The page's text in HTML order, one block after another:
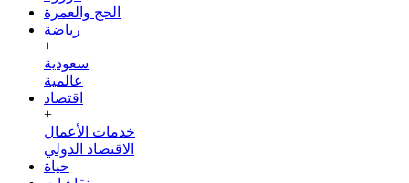
الحج والعمرة
رياضة
+
سعودية
عالمية
اقتصاد
+
خدمات الأعمال
الاقتصاد الدولي
حياة